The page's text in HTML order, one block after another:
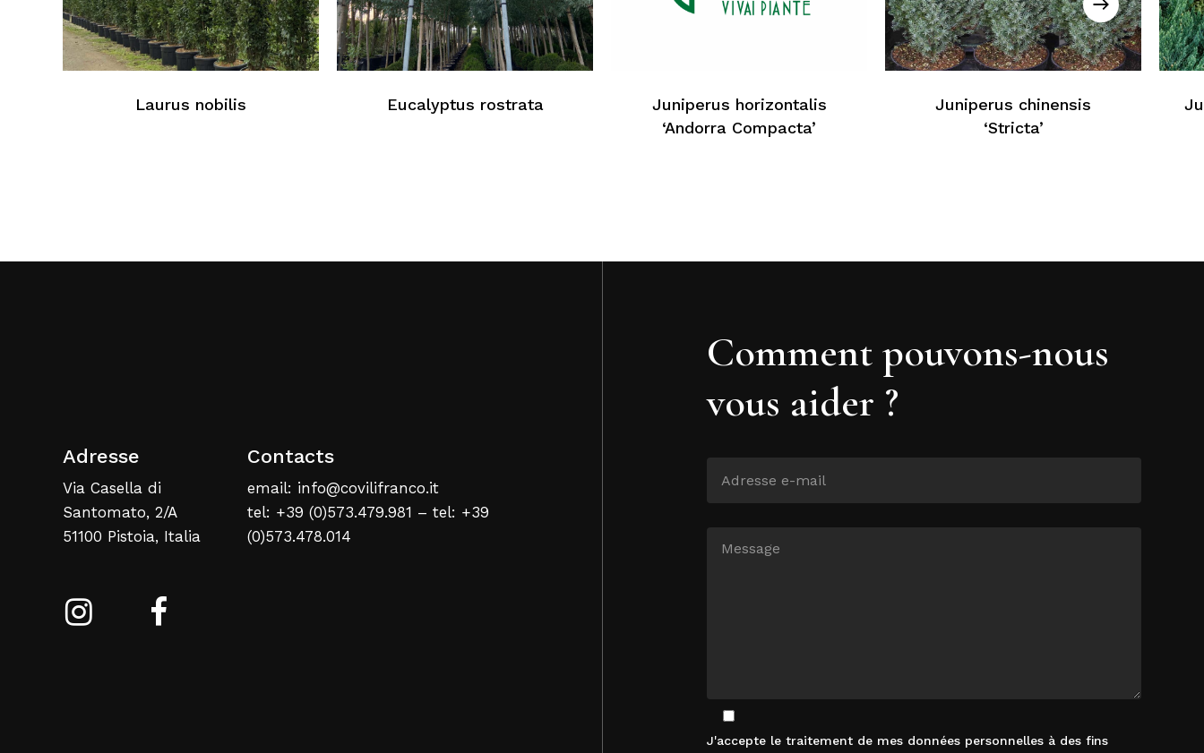
Aucun produit dans le panier
Retour À La Liste Web
Laurus nobilis Eucalyptus rostrata
Juniperus horizontalis
‘Andorra Compacta’
Juniperus chinensis
‘Stricta’
Adresse
Via Casella di
Santomato, 2/A
51100 Pistoia, Italia
Contacts
email: info@covilifranco.it
tel: +39 (0)573.479.981 – tel: +39
(0)573.478.014
Comment pouvons-nous
vous aider ?
J'accepte le traitement de mes données personnelles à des fins